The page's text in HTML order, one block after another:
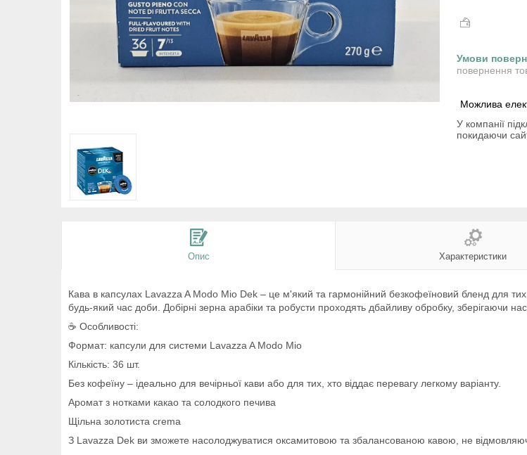
повернення
У компанії
покидаючи
Опис Характеристики
Кава в капсулах Lavazza A Modo Mio Dek – це м'який та гармонійний безкофеїновий бленд для
будь-який час доби. Добірні зерна арабіки та робусти проходять дбайливу обробку, зберігаючи
☕ Особливості:
Формат: капсули для системи Lavazza A Modo Mio
Кількість: 36 шт.
Без кофеїну – ідеально для вечірньої кави або для тих, хто віддає перевагу легкому варіанту.
Аромат з нотками какао та солодкого печива
Щільна золотиста crema
З Lavazza Dek ви зможете насолоджуватися оксамитовою та збалансованою кавою, не